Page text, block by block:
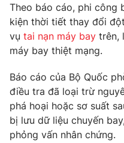
Góc doanh nghiệp
Truyền hình
Phim VTV
Nhân vật
Khán giả
Giải sao mai
Giải trí
Điện ảnh
Âm nhạc
Sao
Đời sống
Du lịch
Làm đẹp
Giáo dục
Theo báo cáo, phi công
kiện thời tiết thay đổi
vụ tai nạn máy bay trên,
máy bay thiệt mạng.
Báo cáo của Bộ Quốc
điều tra đã loại trừ
phá hoại hoặc sơ suất
bị lưu dữ liệu chuyến
phỏng vấn nhân chứng.